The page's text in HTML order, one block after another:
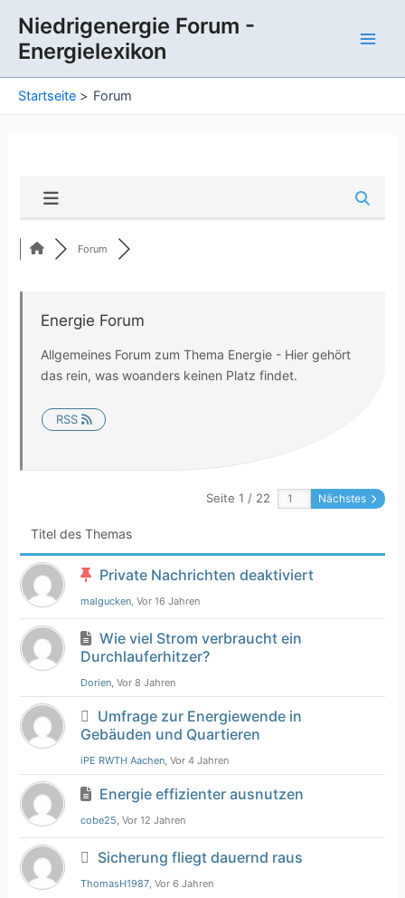
Inhalt
springen
Niedrigenergie Forum -
Energielexikon
Startseite Forum
Forum
Energie Forum
Allgemeines Forum zum Thema Energie - Hier gehört
das rein, was woanders keinen Platz findet.
RSS
Seite 1 / 22 Nächstes
Titel des Themas
Private Nachrichten deaktiviert
malgucken, Vor 16 Jahren
Wie viel Strom verbraucht ein
Durchlauferhitzer?
Dorien, Vor 8 Jahren
Umfrage zur Energiewende in
Gebäuden und Quartieren
iPE RWTH Aachen, Vor 4 Jahren
Energie effizienter ausnutzen
cobe25, Vor 12 Jahren
Sicherung fliegt dauernd raus
ThomasH1987, Vor 6 Jahren